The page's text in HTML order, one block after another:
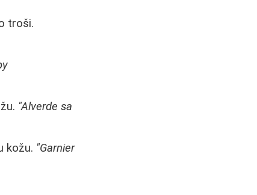
troši.
"Alverde sa
kožu. "Garnier